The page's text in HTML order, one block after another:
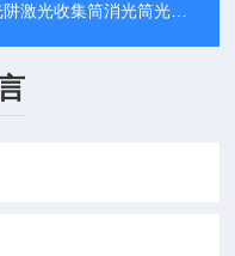
光收集筒消光筒光路阻挡